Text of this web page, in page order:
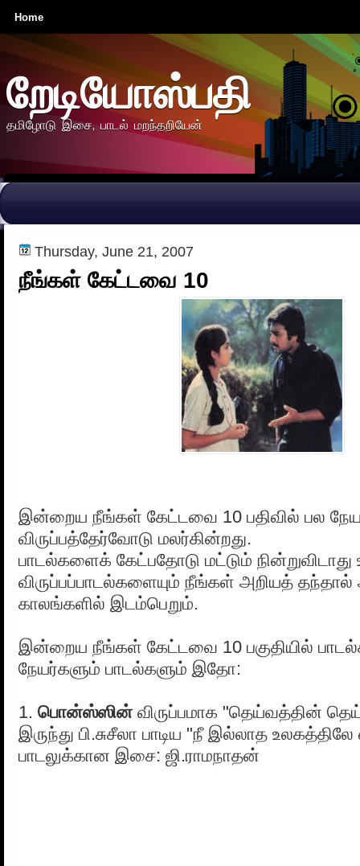
Home
றேடியோஸ்பதி
தமிழோடு இசை, பாடல் மறந்தறியேன்
Thursday, June 21, 2007
நீங்கள் கேட்டவை 10
இன்றைய நீங்கள் கேட்டவை 10 பதிவில் பல
விருப்பத்தேர்வோடு மலர்கின்றது.
பாடல்களைக் கேட்பதோடு மட்டும்
விருப்பப்பாடல்களையும் நீங்கள் அறியத்
காலங்களில் இடம்பெறும்.
இன்றைய நீங்கள் கேட்டவை 10 பகுதியில்
நேயர்களும் பாடல்களும் இதோ:
1. பொன்ஸ்ஸின்விருப்பமாக "தெய்வத்தின்
இருந்து பி.சுசீலா பாடிய "நீ இல்லாத
பாடலுக்கான இசை: ஜி.ராமநாதன்